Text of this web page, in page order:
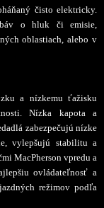
čisto elektricky.
o hluk či emisie,
oblastiach, alebo v
a nízkemu ťažisku
Nízka kapota a
zabezpečujú nízke
vylepšujú stabilitu a
MacPherson vpredu a
ovládateľnosť a
režimov podľa